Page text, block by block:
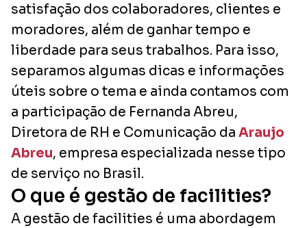
satisfação dos colaboradores, clientes e
moradores, além de ganhar tempo e
liberdade para seus trabalhos. Para isso,
separamos algumas dicas e informações
úteis sobre o tema e ainda contamos com
a participação de Fernanda Abreu,
Diretora de RH e Comunicação da Araujo
Abreu, empresa especializada nesse tipo
de serviço no Brasil.
O que é gestão de facilities?
A gestão de facilities é uma abordagem